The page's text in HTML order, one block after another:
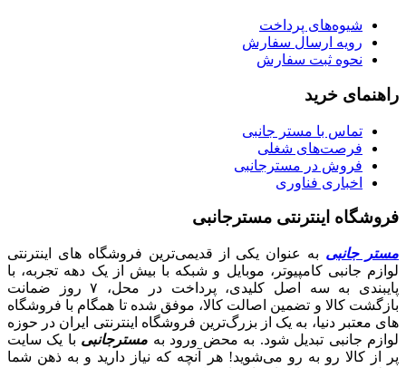
شیوه‌های پرداخت
رویه ارسال سفارش
نحوه ثبت سفارش
راهنمای خرید
تماس با مستر جانبی
فرصت‌های شغلی
فروش در مسترجانبی
اخباری فناوری
فروشگاه اینترنتی مسترجانبی
مستر جانبی به عنوان یکی از قدیمی‌ترین فروشگاه های اینترنتی
لوازم جانبی کامپیوتر، موبایل و شبکه با بیش از یک دهه تجربه، با
پایبندی به سه اصل کلیدی، پرداخت در محل، ۷ روز ضمانت
بازگشت کالا و تضمین اصالت کالا، موفق شده تا همگام با فروشگاه‌
های معتبر دنیا، به یک از بزرگ‌ترین فروشگاه اینترنتی ایران در حوزه
لوازم جانبی تبدیل شود. به محض ورود به مسترجانبی با یک سایت
پر از کالا رو به رو می‌شوید! هر آنچه که نیاز دارید و به ذهن شما